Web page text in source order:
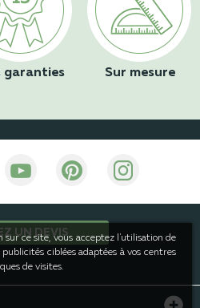
garanties Sur mesure
UN DEVIS
sur ce site, vous acceptez l'utilisation de
ciblées adaptées à vos centres
de visites.